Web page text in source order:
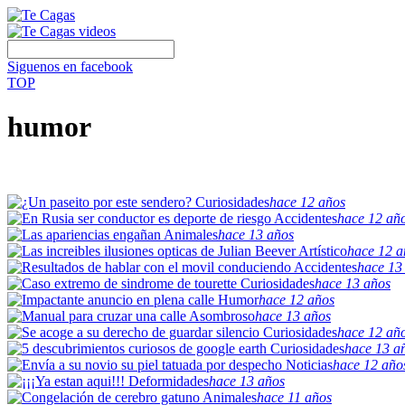
Siguenos en facebook
TOP
humor
Curiosidadeshace 12 años
Accidenteshace 12
Animaleshace 13 años
Artísticohace 12
Accidenteshace
Curiosidadeshace 13 años
Humorhace 12 años
Asombrosohace 13 años
Curiosidadeshace 12
Curiosidadeshace 13
Noticiashace 12
Deformidadeshace 13 años
Animaleshace 11 años